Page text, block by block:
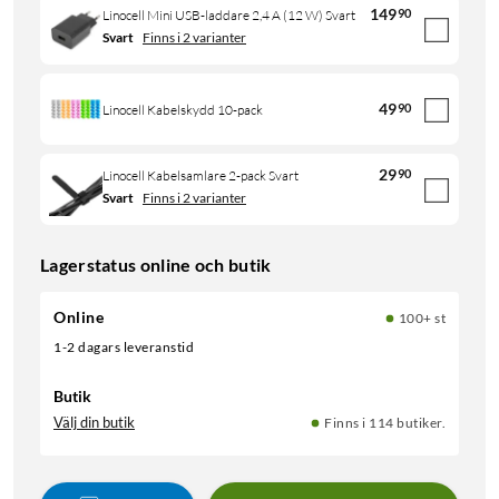
Linocell Mini USB-laddare 2,4 A (12 W) Svart 14990
Svart Finns i 2 varianter
Linocell Kabelskydd 10-pack 4990
Linocell Kabelsamlare 2-pack Svart 2990
Svart Finns i 2 varianter
Lagerstatus online och butik
Online
100+ st
1-2 dagars leveranstid
Butik
Välj din butik Finns i 114 butiker.